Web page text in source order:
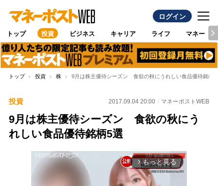
ログイン
トップ 投資 ビジネス キャリア ライフ マネー
トップ 投資 株 9月は株主優待シーズン 食欲の秋にうれしい食品優待銘柄5
投資 2017.09.04 20:00 マネーポストWEB
9月は株主優待シーズン 食欲の秋にう
れしい食品優待銘柄5選
arrow_forward_ios もっと見る